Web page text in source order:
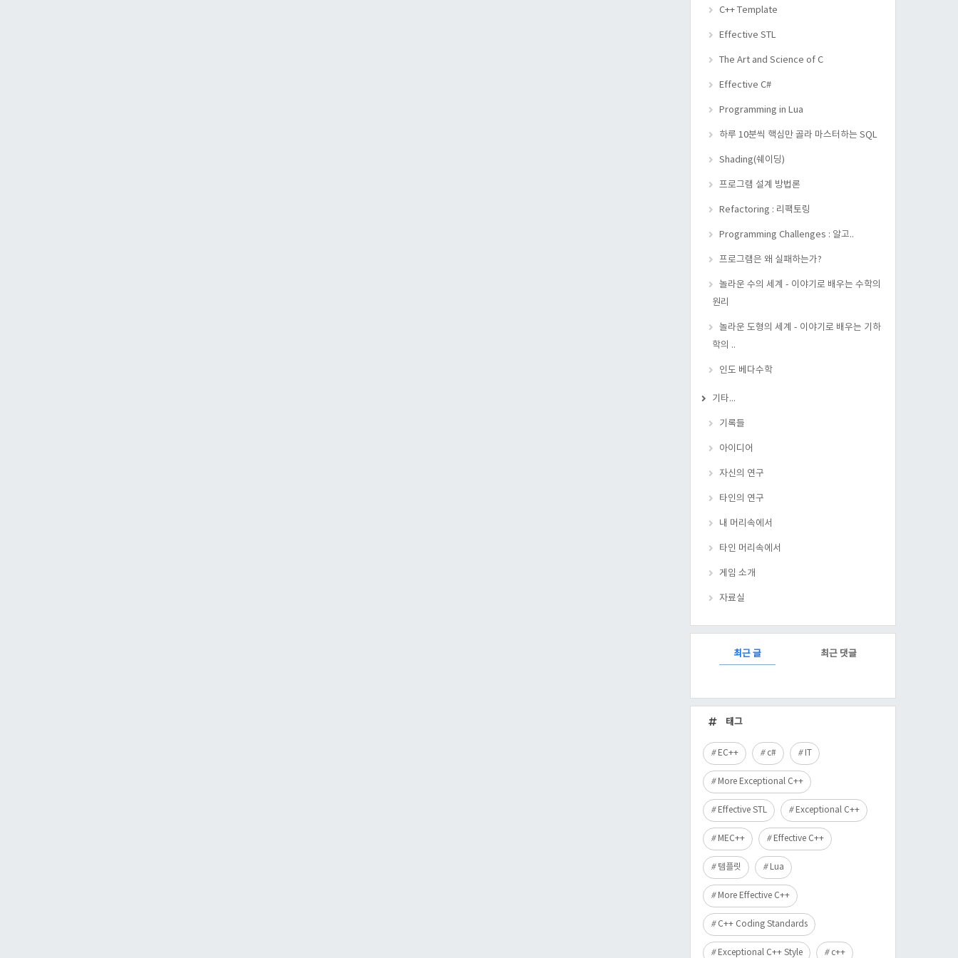
C++ Template
Effective STL
The Art and Science of C
Effective C#
Programming in Lua
하루 10분씩 핵심만 골라 마스터하는 SQL
Shading(쉐이딩)
프로그램 설계 방법론
Refactoring : 리팩토링
Programming Challenges : 알고..
프로그램은 왜 실패하는가?
놀라운 수의 세계 - 이야기로 배우는 수학의
원리
놀라운 도형의 세계 - 이야기로 배우는 기하
학의 ..
인도 베다수학
기타...
기록들
아이디어
자신의 연구
타인의 연구
내 머리속에서
타인 머리속에서
게임 소개
자료실
RECENTLY최근 글 최근 댓글
근
글
태그
EC++ c# IT
More Exceptional C++
Effective STL Exceptional C++
MEC++ Effective C++
템플릿 Lua
More Effective C++
C++ Coding Standards
Exceptional C++ Style c++